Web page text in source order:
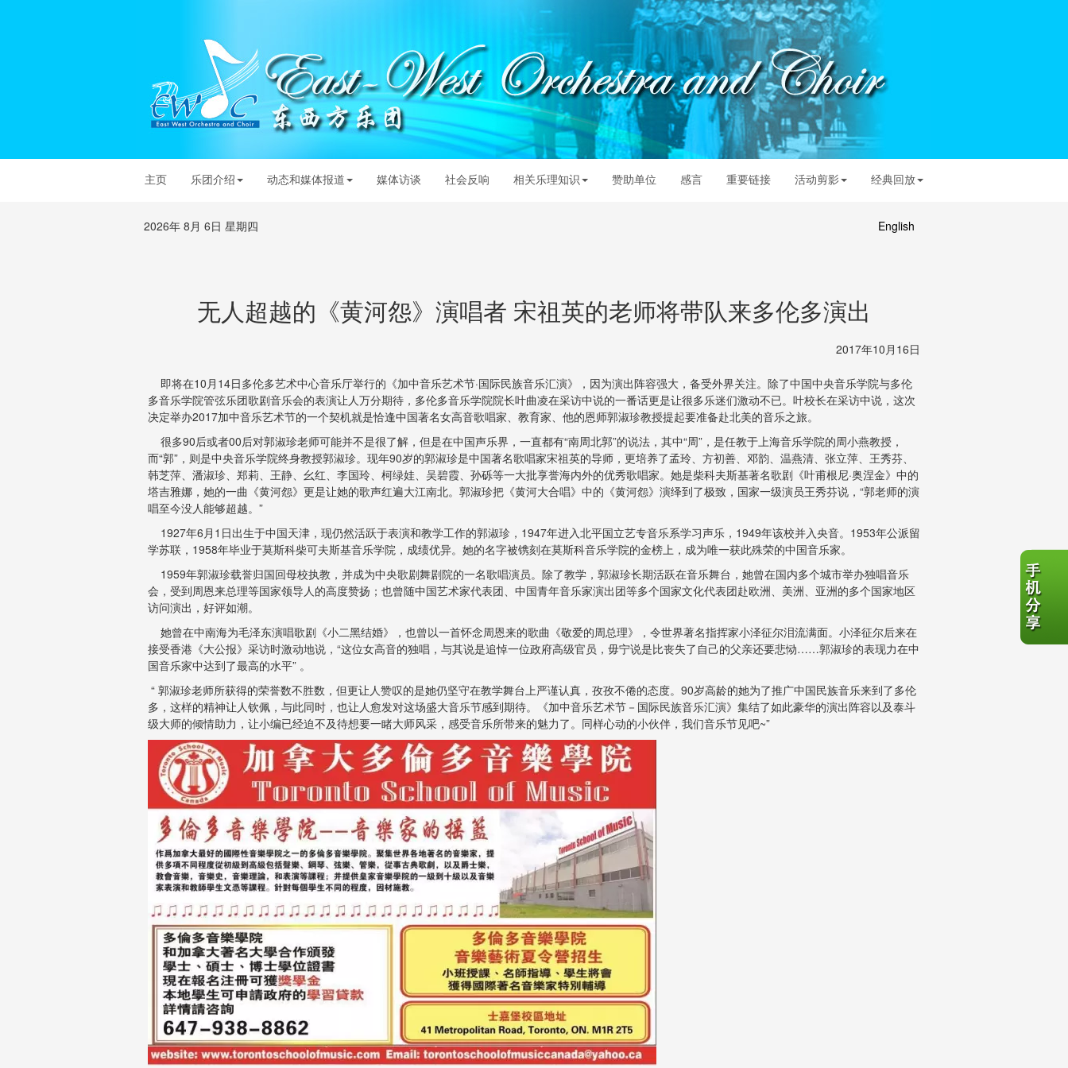
主页 乐团介绍 动态和媒体报道 媒体访谈 社会反响 相关乐理知识 赞助单位 感言 重要链接 活动剪影 经典回放
2026年 8月 6日 星期四 English
无人超越的《黄河怨》演唱者 宋祖英的老师将带队来多伦多演出
2017年10月16日
即将在10月14日多伦多艺术中心音乐厅举行的 《加中音乐艺术节·国际民族音乐汇演》
，因为演出阵容强大，备受外界关注。除了中国中央音乐学院与多伦
多音乐学院管弦乐团歌剧音乐会的表演让人万分期待， 多伦多音乐学院院长叶曲凌在采访中说的一番话更是让很多乐迷们激动不已。叶校长在采访中说， 这次
决定举办2017加中音乐艺术节的一个契机就是恰逢中国著名女高音歌唱家、教育家、他的恩师郭淑珍教授提起要准备赴北美的音乐之旅。
很多90后或者00后对郭淑珍老师可能并不是很了解，但是在中国声乐界，一直都有“南周北郭”的说法，其中“周”，是任教于上海音乐学院的周小燕教授，
而“郭”，则是中央音乐学院终身教授郭淑珍。现年90岁的郭淑珍是中国著名歌唱家宋祖英的导师，更培养了孟玲、方初善、邓韵、温燕清、张立萍、王秀芬、
韩芝萍、潘淑珍、郑莉、王静、幺红、李国玲、柯绿娃、吴碧霞、孙砾等一大批享誉海内外的优秀歌唱家。她是柴科夫斯基著名歌剧《叶甫根尼·奥涅金》中的
塔吉雅娜，她的一曲《黄河怨》更是让她的歌声红遍大江南北。 郭淑珍把《黄河大合唱》中的《黄河怨》演绎到了极致，国家一级演员王秀芬说，“郭老师的演
唱至今没人能够超越。”
1927年6月1日出生于中国天津，现仍然活跃于表演和教学工作的郭淑珍，1947年进入北平国立艺专音乐系学习声乐，1949年该校并入央音。1953年公派留
学苏联，1958年毕业于莫斯科柴可夫斯基音乐学院，成绩优异。 她的名字被镌刻在莫斯科音乐学院的金榜上，成为唯一获此殊荣的中国音乐家。
1959年郭淑珍载誉归国回母校执教，并成为中央歌剧舞剧院的一名歌唱演员。除了教学，郭淑珍长期活跃在音乐舞台，她曾在国内多个城市举办独唱音乐
会，受到周恩来总理等国家领导人的高度赞扬；也曾随中国艺术家代表团、中国青年音乐家演出团等多个国家文化代表团赴欧洲、美洲、亚洲的多个国家地区
访问演出，好评如潮。
她曾在中南海为毛泽东演唱歌剧《小二黑结婚》，也曾以一首怀念周恩来的歌曲《敬爱的周总理》，令世界著名指挥家小泽征尔泪流满面。 小泽征尔后来在
接受香港《大公报》采访时激动地说，“这位女高音的独唱，与其说是追悼一位政府高级官员，毋宁说是比丧失了自己的父亲还要悲恸……郭淑珍的表现力在中
国音乐家中达到了最高的水平” 。
“ 郭淑珍老师所获得的荣誉数不胜数，但更让人赞叹的是她仍坚守在教学舞台上严谨认真，孜孜不倦的态度。90岁高龄的她为了推广中国民族音乐来到了多伦
多，这样的精神让人钦佩，与此同时，也让人愈发对这场盛大音乐节感到期待。《加中音乐艺术节－国际民族音乐汇演》集结了如此豪华的演出阵容以及泰斗
级大师的倾情助力，让小编已经迫不及待想要一睹大师风采，感受音乐所带来的魅力了。同样心动的小伙伴，我们音乐节见吧~”